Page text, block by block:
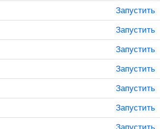
Запустить
Запустить
Запустить
Запустить
Запустить
Запустить
Запустить